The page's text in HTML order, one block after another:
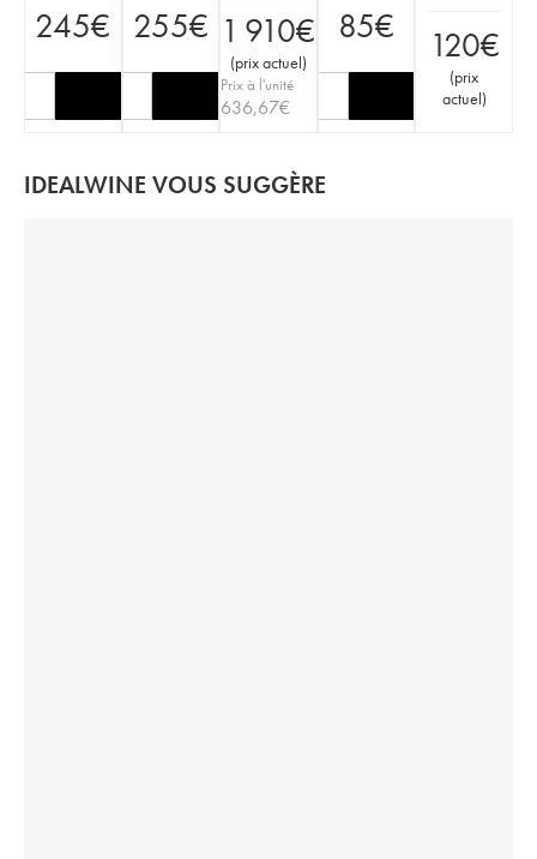
245€ 255€ 1 910€
(prix actuel)
Prix à l'unité
636,67€
85€ 120€
(prix
actuel)
IDEALWINE VOUS SUGGÈRE